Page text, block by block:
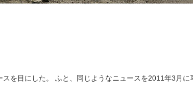
を目にした。 ふと、同じようなニュースを2011年3月に